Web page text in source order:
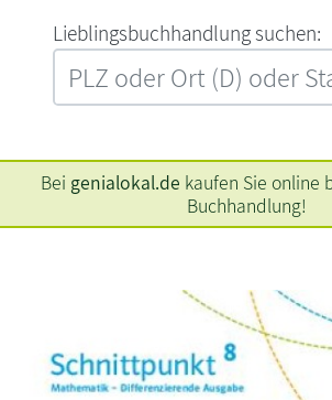
L‍i‍e‍b‍l‍i‍n‍g‍s‍b‍u‍c‍h‍h‍a‍n‍d‍l‍u‍n‍g‍ ‍s‍u‍c‍h‍e‍n‍:‍
Bei genialokal.de kaufen Sie online
Buchhandlung!